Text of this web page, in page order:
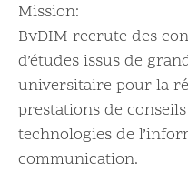
Mission:
BvDIM recrute des
d’études issus de
universitaire pour la
prestations de
technologies de
communication.